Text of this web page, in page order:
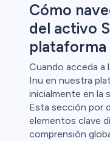
Cómo
del activo
plataforma
Cuando acceda a
Inu en nuestra
inicialmente en la
Esta sección por
elementos clave
comprensión